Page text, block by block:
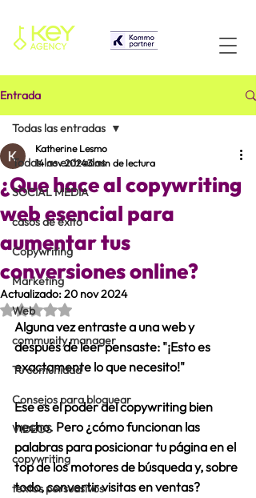
Entrada
Todas las entradas
SOCIAL MEDIA
casos de éxito
Copywriting
Marketing
Web
community manager
Tu comunidad
Consejos para bloguear
VIDEOS
copywriting
textos persuasivos
Todas las entradas
¿Que hace al copywriting
web esencial para
aumentar tus
conversiones online?
Katherine Lesmo
14 nov 20243 min de lectura
Actualizado:20 nov 2024
Obtuvo NaN de 5 estrellas.
Alguna vez entraste a una web y
después de leer pensaste: "¡Esto es
exactamente lo que necesito!"
Ese es el poder del copywriting bien
hecho. Pero ¿cómo funcionan las
palabras para posicionar tu página en el
top de los motores de búsqueda y, sobre
todo, convertir visitas en ventas?